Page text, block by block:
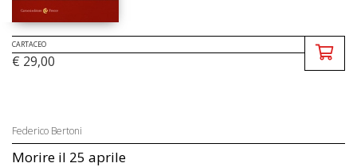
CARTACEO
€ 29,00
Federico Bertoni
Morire il 25 aprile